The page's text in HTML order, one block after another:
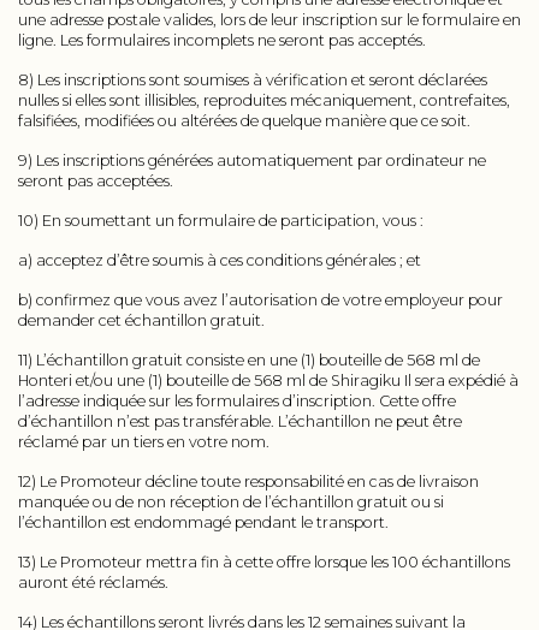
une adresse postale valides, lors de leur inscription sur le formulaire en
ligne. Les formulaires incomplets ne seront pas acceptés.
8) Les inscriptions sont soumises à vérification et seront déclarées
nulles si elles sont illisibles, reproduites mécaniquement, contrefaites,
falsifiées, modifiées ou altérées de quelque manière que ce soit.
9) Les inscriptions générées automatiquement par ordinateur ne
seront pas acceptées.
10) En soumettant un formulaire de participation, vous :
a) acceptez d’être soumis à ces conditions générales ; et
b) confirmez que vous avez l’autorisation de votre employeur pour
demander cet échantillon gratuit.
11) L’échantillon gratuit consiste en une (1) bouteille de 568 ml de
Honteri et/ou une (1) bouteille de 568 ml de Shiragiku Il sera expédié à
l’adresse indiquée sur les formulaires d’inscription. Cette offre
d’échantillon n’est pas transférable. L’échantillon ne peut être
réclamé par un tiers en votre nom.
12) Le Promoteur décline toute responsabilité en cas de livraison
manquée ou de non réception de l’échantillon gratuit ou si
l’échantillon est endommagé pendant le transport.
13) Le Promoteur mettra fin à cette offre lorsque les 100 échantillons
auront été réclamés.
14) Les échantillons seront livrés dans les 12 semaines suivant la